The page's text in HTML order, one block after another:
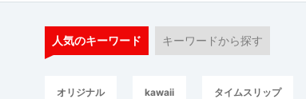
人気のキーワード キーワードから探す
オリジナル kawaii タイムスリップ